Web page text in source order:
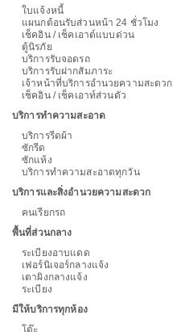
ใบแจ้งหนี้
แผนกต้อนรับส่วนหน้า 24 ชั่วโมง
เช็คอิน / เช็คเอาต์แบบด่วน
ตู้นิรภัย
บริการรับจอดรถ
บริการรับฝากสัมภาระ
เจ้าหน้าที่บริการอำนวยความสะดวก
เช็คอิน / เช็คเอาท์ส่วนตัว
บริการทำความสะอาด
บริการรีดผ้า
ซักรีด
ซักแห้ง
บริการทำความสะอาดทุกวัน
บริการและสิ่งอำนวยความสะดวก
คนเรียกรถ
พื้นที่ส่วนกลาง
ระเบียงอาบแดด
เฟอร์นิเจอร์กลางแจ้ง
เตาผิงกลางแจ้ง
ระเบียง
มีให้บริการทุกห้อง
โต๊ะ